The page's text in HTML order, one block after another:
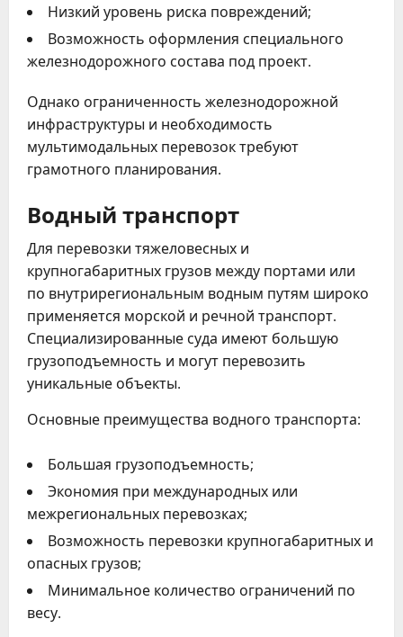
Низкий уровень риска повреждений;
Возможность оформления специального
железнодорожного состава под проект.
Однако ограниченность железнодорожной
инфраструктуры и необходимость
мультимодальных перевозок требуют
грамотного планирования.
Водный транспорт
Для перевозки тяжеловесных и
крупногабаритных грузов между портами или
по внутрирегиональным водным путям широко
применяется морской и речной транспорт.
Специализированные суда имеют большую
грузоподъемность и могут перевозить
уникальные объекты.
Основные преимущества водного транспорта:
Большая грузоподъемность;
Экономия при международных или
межрегиональных перевозках;
Возможность перевозки крупногабаритных и
опасных грузов;
Минимальное количество ограничений по
весу.